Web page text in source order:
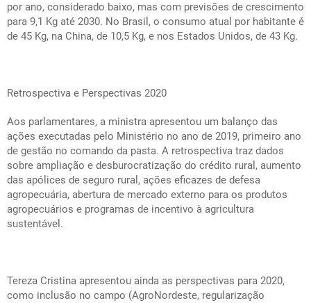
por ano, considerado baixo, mas com previsões de crescimento
para 9,1 Kg até 2030. No Brasil, o consumo atual por habitante é
de 45 Kg, na China, de 10,5 Kg, e nos Estados Unidos, de 43 Kg.
Retrospectiva e Perspectivas 2020
Aos parlamentares, a ministra apresentou um balanço das
ações executadas pelo Ministério no ano de 2019, primeiro ano
de gestão no comando da pasta. A retrospectiva traz dados
sobre ampliação e desburocratização do crédito rural, aumento
das apólices de seguro rural, ações eficazes de defesa
agropecuária, abertura de mercado externo para os produtos
agropecuários e programas de incentivo à agricultura
sustentável.
Tereza Cristina apresentou ainda as perspectivas para 2020,
como inclusão no campo (AgroNordeste, regularização